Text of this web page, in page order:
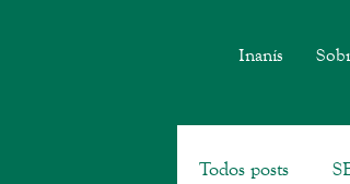
Inanís
Todos posts